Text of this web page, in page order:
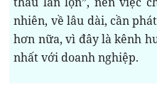
nhiên, về lâu dài, cần
hơn nữa, vì đây là kênh
nhất với doanh nghiệp.